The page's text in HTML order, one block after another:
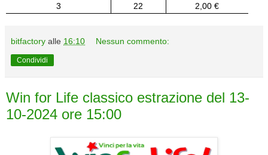
3
22 2,00 €
bitfactory alle 16:10 Nessun commento:
Condividi
Win for Life classico estrazione del 13-
10-2024 ore 15:00